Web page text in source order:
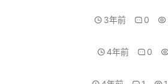
3年前 0
4年前 0